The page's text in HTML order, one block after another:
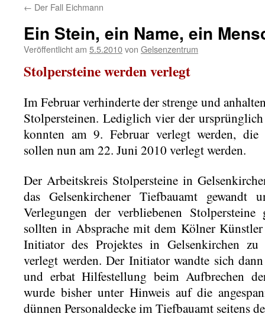
← Der Fall Eichmann
Ein Stein, ein Name, ein
Veröffentlicht am 5.5.2010von Gelsenzentrum
Stolpersteine werden verlegt
Im Februar verhinderte der strenge und
Stolpersteinen. Lediglich vier der
konnten am 9. Februar verlegt werden, die
sollen nun am 22. Juni 2010 verlegt werden.
Der Arbeitskreis Stolpersteine in
das Gelsenkirchener Tiefbauamt
Verlegungen der verbliebenen Stolpersteine
sollten in Absprache mit dem Kölner
Initiator des Projektes in Gelsenkirchen zu
verlegt werden. Der Initiator wandte sich
und erbat Hilfestellung beim Aufbrechen
wurde bisher unter Hinweis auf die
dünnen Personaldecke im Tiefbauamt seitens